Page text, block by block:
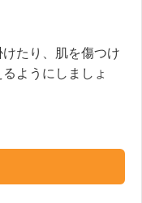
たり、肌を傷つけ
ようにしましょ